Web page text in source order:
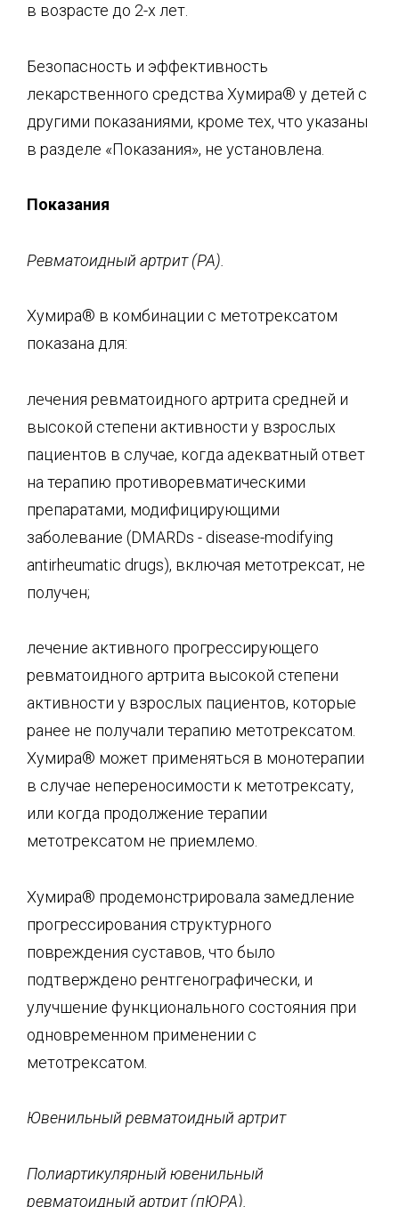
в возрасте до 2-х лет.
Безопасность и эффективность
лекарственного средства Хумира® у детей с
другими показаниями, кроме тех, что указаны
в разделе «Показания», не установлена.
Показания
Ревматоидный артрит (РА).
Хумира® в комбинации с метотрексатом
показана для:
лечения ревматоидного артрита средней и
высокой степени активности у взрослых
пациентов в случае, когда адекватный ответ
на терапию противоревматическими
препаратами, модифицирующими
заболевание (DMARDs - disease-modifying
antirheumatic drugs), включая метотрексат, не
получен;
лечение активного прогрессирующего
ревматоидного артрита высокой степени
активности у взрослых пациентов, которые
ранее не получали терапию метотрексатом.
Хумира® может применяться в монотерапии
в случае непереносимости к метотрексату,
или когда продолжение терапии
метотрексатом не приемлемо.
Хумира® продемонстрировала замедление
прогрессирования структурного
повреждения суставов, что было
подтверждено рентгенографически, и
улучшение функционального состояния при
одновременном применении с
метотрексатом.
Ювенильный ревматоидный артрит
Полиартикулярный ювенильный
ревматоидный артрит (пЮРА).